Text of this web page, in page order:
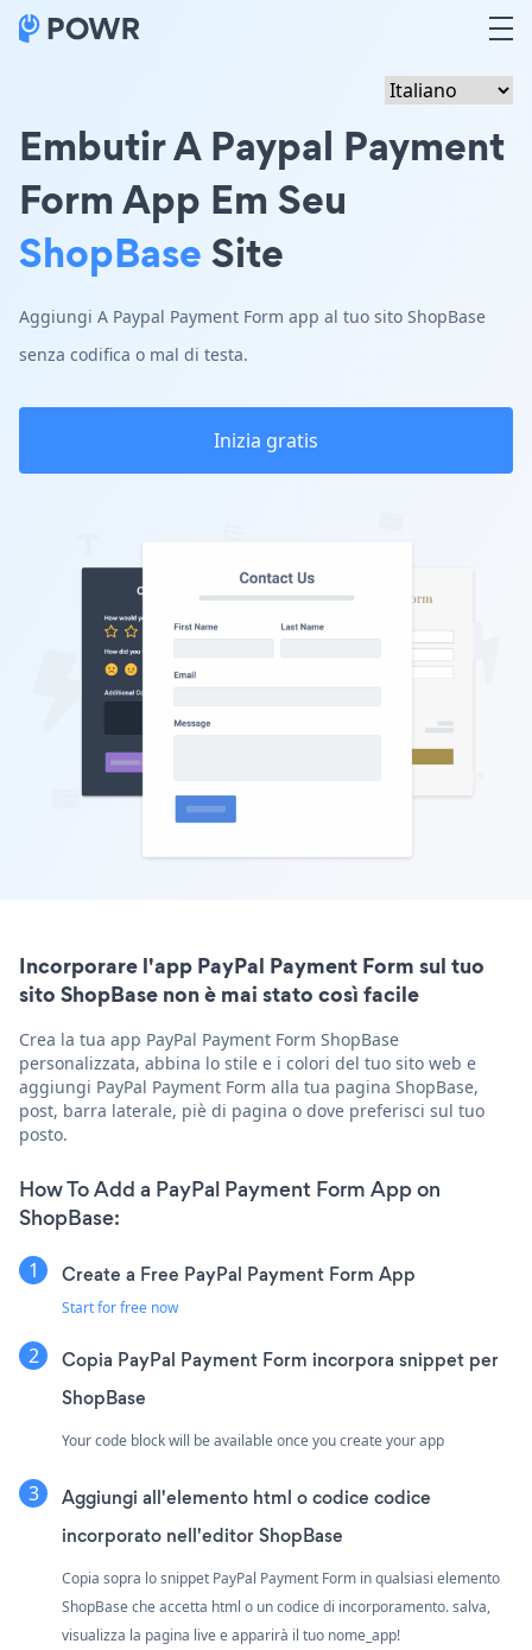
Embutir A Paypal Payment
Form App Em Seu
ShopBaseSite
Aggiungi A Paypal Payment Form app al tuo sito ShopBase
senza codifica o mal di testa.
Inizia gratis
Incorporare l'app PayPal Payment Form sul tuo
sito ShopBase non è mai stato così facile
Crea la tua app PayPal Payment Form ShopBase
personalizzata, abbina lo stile e i colori del tuo sito web e
aggiungi PayPal Payment Form alla tua pagina ShopBase,
post, barra laterale, piè di pagina o dove preferisci sul tuo
posto.
How To Add a PayPal Payment Form App on
ShopBase:
Create a Free PayPal Payment Form App
Start for free now
Copia PayPal Payment Form incorpora snippet per
ShopBase
Your code block will be available once you create your app
Aggiungi all'elemento html o codice codice
incorporato nell'editor ShopBase
Copia sopra lo snippet PayPal Payment Form in qualsiasi elemento
ShopBase che accetta html o un codice di incorporamento. salva,
visualizza la pagina live e apparirà il tuo nome_app!